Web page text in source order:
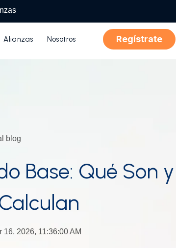
Alianzas Nosotros Regístrate
blog
Base: Qué Son y
16, 2026, 11:36:00 AM